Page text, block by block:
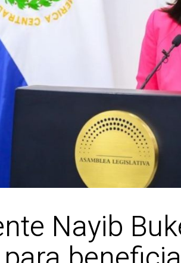
Nayib